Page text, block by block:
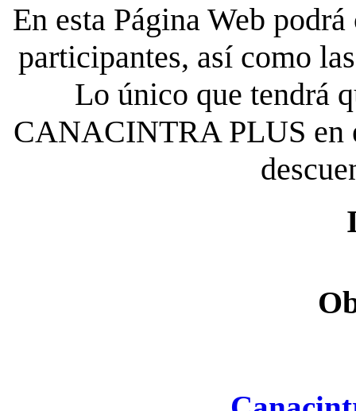
En esta Página Web
participantes, así como
Lo único que tendrá
CANACINTRA PLUS en